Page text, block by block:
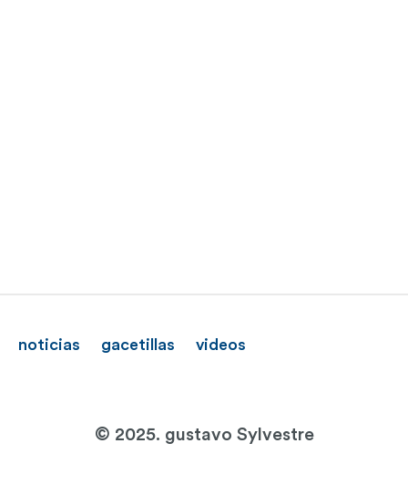
noticias gacetillas videos
© 2025. gustavo Sylvestre